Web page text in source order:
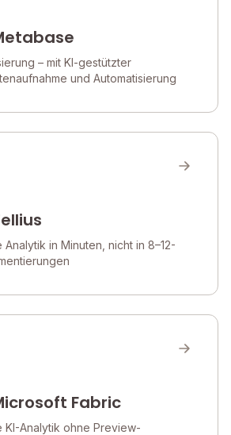
– mit KI-gestützter
und Automatisierung
in Minuten, nicht in 8–12-
Fabric
KI-Analytik ohne Preview-